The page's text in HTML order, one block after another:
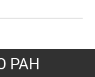
РАН